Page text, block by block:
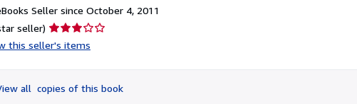
Seller since October 4, 2011
seller) Seller
rating
of
5
this seller's items
all copies of this book